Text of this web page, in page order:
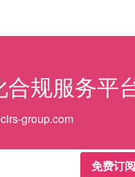
规服务平
group.com
免费订阅